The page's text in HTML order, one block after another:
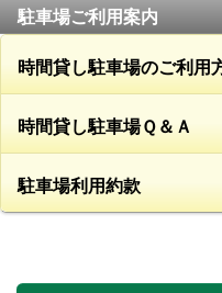
駐車場ご利用案内
時間貸し駐車場のご利用
時間貸し駐車場Ｑ＆Ａ
駐車場利用約款